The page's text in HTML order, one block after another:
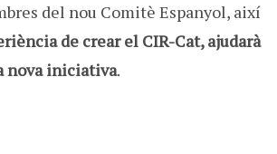
del nou Comitè Espanyol, així
de crear el CIR-Cat, ajudarà
nova iniciativa.